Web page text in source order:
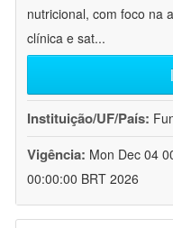
nutricional, com foco na
clínica e sat...
Instituição/UF/País:
Vigência: Mon Dec 04
00:00:00 BRT 2026